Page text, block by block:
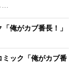
俺がカブ番長！」
ック「俺がカブ番